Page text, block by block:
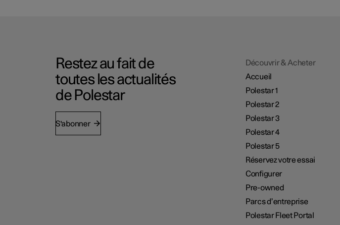
Restez au fait de
toutes les actualités
de Polestar
S'abonner
Découvrir & Acheter
Accueil
Polestar 1
Polestar 2
Polestar 3
Polestar 4
Polestar 5
Réservez votre essai
Configurer
Pre-owned
Parcs d’entreprise
Polestar Fleet Portal